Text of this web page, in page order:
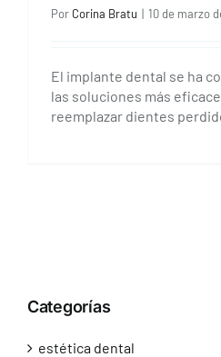
Por Corina Bratu | 10 de marzo
El implante dental se ha
las soluciones más
reemplazar dientes
Categorías
estética dental